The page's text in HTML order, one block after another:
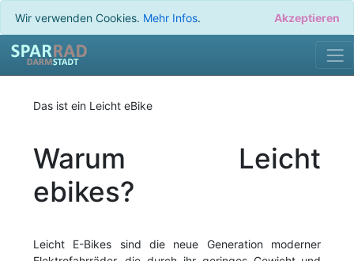
Wir verwenden Cookies. Mehr Infos. Akzeptieren
Das ist ein Leicht eBike
Warum Leicht
ebikes?
Leicht E-Bikes sind die neue Generation moderner